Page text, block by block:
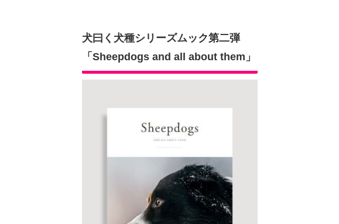
犬曰く犬種シリーズムック第二弾
「Sheepdogs and all about them」